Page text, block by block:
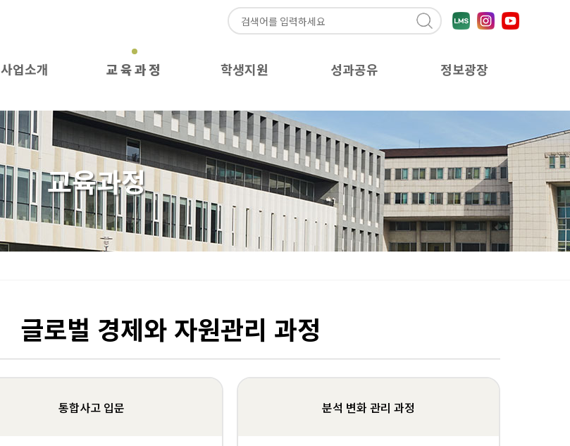
사업소개 교육과정 학생지원 성과공유 정보광장
교육과정
글로벌 경제와 자원관리 과정
통합사고 입문 분석 변화 관리 과정